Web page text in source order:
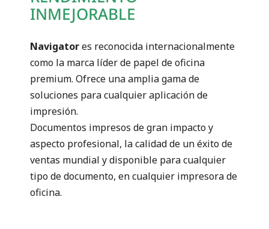
INMEJORABLE
Navigatores reconocida internacionalmente
como la marca líder de papel de oficina
premium. Ofrece una amplia gama de
soluciones para cualquier aplicación de
impresión.
Documentos impresos de gran impacto y
aspecto profesional, la calidad de un éxito de
ventas mundial y disponible para cualquier
tipo de documento, en cualquier impresora de
oficina.